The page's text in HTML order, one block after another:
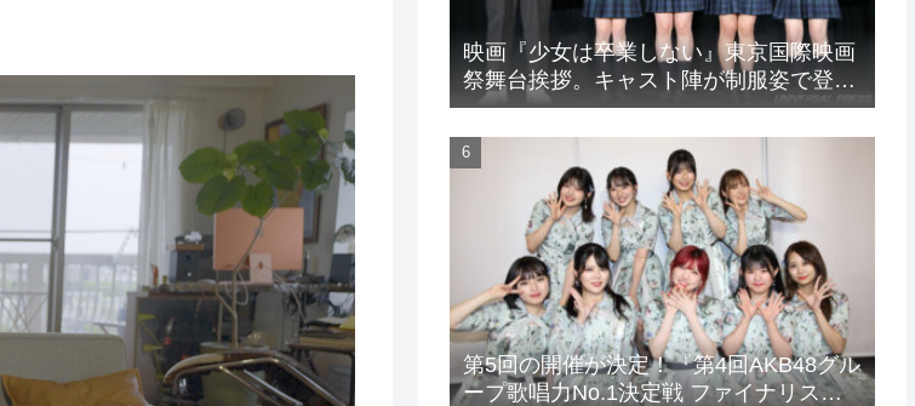
映画『少女は卒業しない』東京国際映画
祭舞台挨拶。キャスト陣が制服姿で登
場！
第5回の開催が決定！『第4回AKB48グル
ープ歌唱力No.1決定戦 ファイナリスト